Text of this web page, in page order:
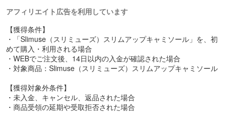
アフィリエイト広告を利用しています
【獲得条件】
・「Slimuse（スリミューズ）スリムアップキャミソール」を、初
めて購入・利用される場合
・WEBでご注文後、14日以内の入金が確認された場合
・対象商品：Slimuse（スリミューズ）スリムアップキャミソール
【獲得対象外条件】
・未入金、キャンセル、返品された場合
・商品受領の延期や受取拒否された場合